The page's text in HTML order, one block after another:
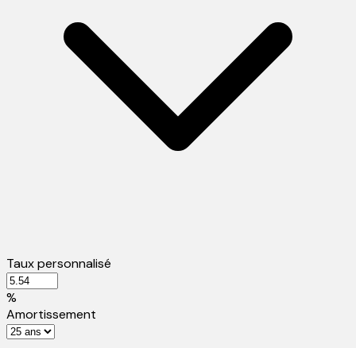
Taux personnalisé
%
Amortissement